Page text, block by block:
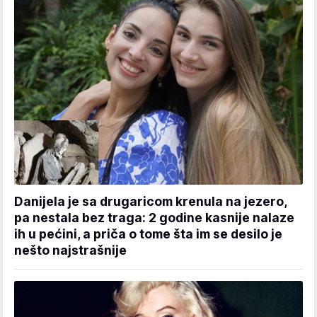
Danijela je sa drugaricom krenula na jezero,
pa nestala bez traga: 2 godine kasnije nalaze
ih u pećini, a priča o tome šta im se desilo je
nešto najstrašnije